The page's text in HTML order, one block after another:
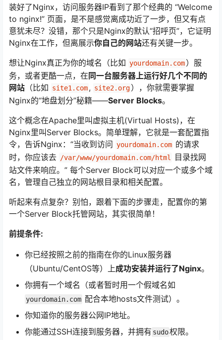
装好了Nginx，访问服务器IP看到了那个经典的 “Welcome
to nginx!” 页面，是不是感觉离成功近了一步，但又有点
意犹未尽？没错，那个只是Nginx的默认“招呼页”，它证明
Nginx在工作，但离展示你自己的网站还有关键一步。
想让Nginx真正为你的域名（比如 yourdomain.com）服
务，或者更酷一点，在同一台服务器上运行好几个不同的
网站 （比如 site1.com, site2.org），你就需要掌握
Nginx的“地盘划分”秘籍——Server Blocks。
这个概念在Apache里叫虚拟主机(Virtual Hosts)，在
Nginx里叫Server Blocks。简单理解，它就是一套配置指
令，告诉Nginx：“当收到访问 yourdomain.com 的请求
时，你应该去 /var/www/yourdomain.com/html
目录找网
站文件来响应。” 每个Server Block可以对应一个或多个域
名，管理自己独立的网站根目录和相关配置。
听起来有点复杂？别怕，跟着下面的步骤走，配置你的第
一个Server Block托管网站，其实很简单！
前提条件:
你已经按照之前的指南在你的Linux服务器
（Ubuntu/CentOS等）上成功安装并运行了Nginx。
你拥有一个域名（或者暂时用一个假域名如
yourdomain.com 配合本地hosts文件测试）。
你知道你的服务器公网IP地址。
你能通过SSH连接到服务器，并拥有 sudo权限。